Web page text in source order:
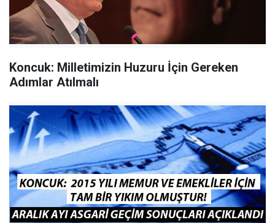
Koncuk: Milletimizin Huzuru İçin Gereken
Adımlar Atılmalı